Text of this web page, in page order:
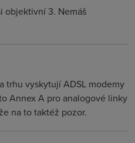
objektivní 3. Nemáš
trhu vyskytují ADSL modemy
Annex A pro analogové linky
na to taktéž pozor.